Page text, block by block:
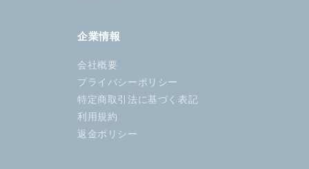
企業情報
会社概要
プライバシーポリシー
特定商取引法に基づく表記
利用規約
返金ポリシー